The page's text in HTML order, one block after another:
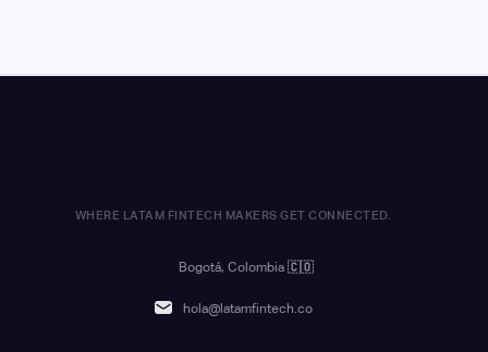
WHERE LATAM FINTECH MAKERS GET CONNECTED.
Bogotá, Colombia 🇨🇴
hola@latamfintech.co